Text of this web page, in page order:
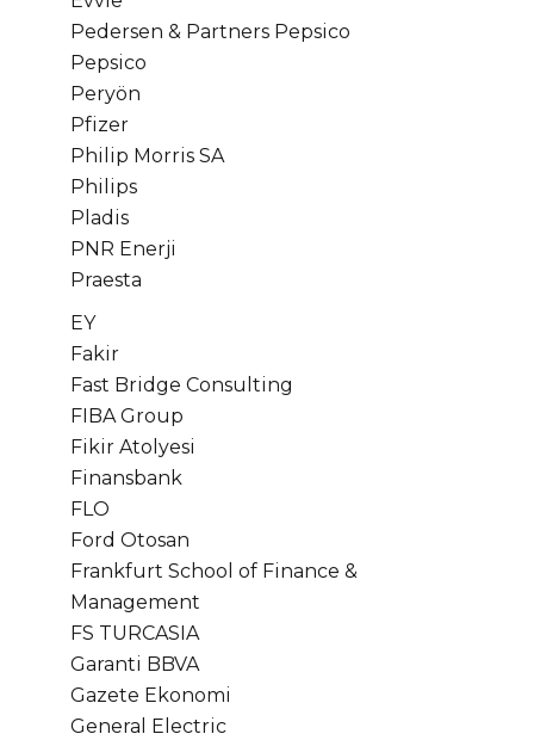
Pedersen & Partners Pepsico
Pepsico
Peryön
Pfizer
Philip Morris SA
Philips
Pladis
PNR Enerji
Praesta
EY
Fakir
Fast Bridge Consulting
FIBA Group
Fikir Atolyesi
Finansbank
FLO
Ford Otosan
Frankfurt School of Finance &
Management
FS TURCASIA
Garanti BBVA
Gazete Ekonomi
General Electric